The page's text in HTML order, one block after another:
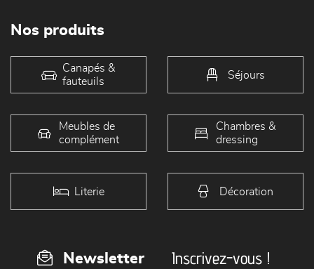
Nos produits
Canapés &
fauteuils
Séjours
Meubles de
complément
Chambres &
dressing
Literie Décoration
Newsletter Inscrivez-vous !